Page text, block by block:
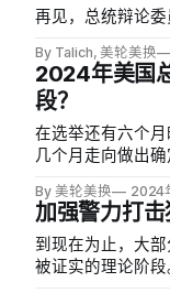
再见，总统辩论委
By Talich, 美轮美换
2024年美国
段？
在选举还有六个
几个月走向做出
By 美轮美换 2024
加强警力打击
到现在为止，大
被证实的理论阶